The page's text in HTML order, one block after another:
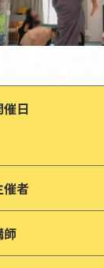
催日
催者
師